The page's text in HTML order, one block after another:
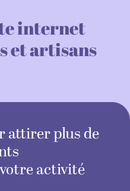
internet
et artisans
attirer plus de
activité